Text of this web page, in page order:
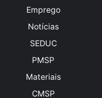
Emprego
Notícias
SEDUC
PMSP
Materiais
CMSP